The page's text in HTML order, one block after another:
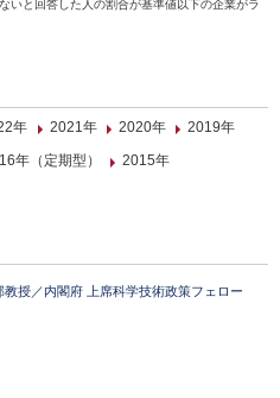
と回答した人の割合が基準値以下の企業がラ
年 2021年 2020年
2019年
年（定期型）
2015年
教授／内閣府 上席科学技術政策フェロー